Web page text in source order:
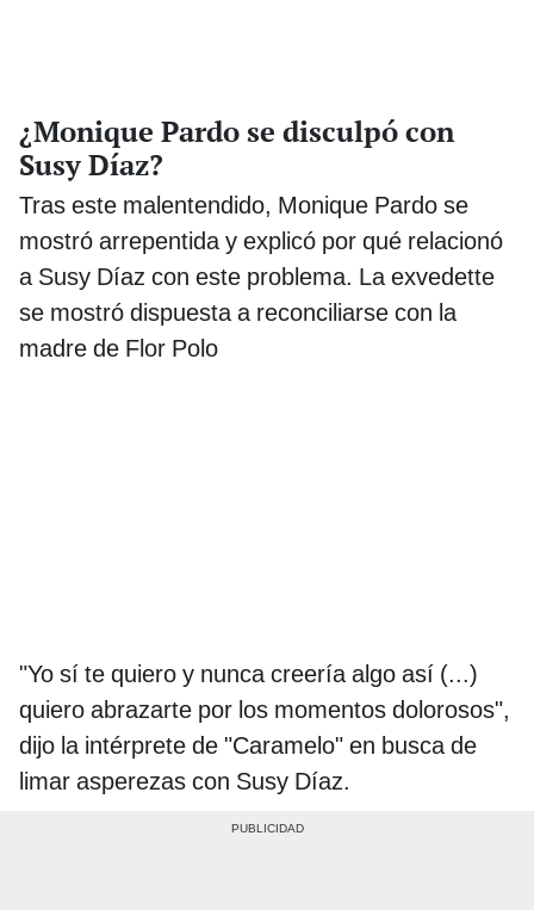
¿Monique Pardo se disculpó con
Susy Díaz?
Tras este malentendido, Monique Pardo se
mostró arrepentida y explicó por qué relacionó
a Susy Díaz con este problema. La exvedette
se mostró dispuesta a reconciliarse con la
madre de Flor Polo
"Yo sí te quiero y nunca creería algo así (...)
quiero abrazarte por los momentos dolorosos",
dijo la intérprete de "Caramelo" en busca de
limar asperezas con Susy Díaz.